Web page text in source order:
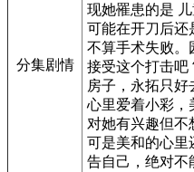
分集剧情
现她罹患的是
可能在开刀后还
不算手术失败。
接受这个打击吧
房子，永拓只好
心里爱着小彩，
对她有兴趣但不
可是美和的心里
告自己，绝对不